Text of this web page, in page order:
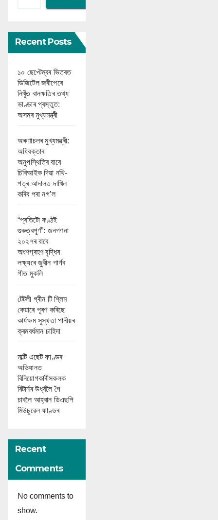
Recent Posts
১০ ছেপ্টেম্বৰ ভিতৰত
ডিজিটেল জৰীপেৰে
নিখুঁত বানক্ষতিৰ তথ্য
ভাণ্ডাৰ প্ৰস্তুত:
অসমৰ মুখ্যমন্ত্ৰী
অৰুণাচলৰ মুখ্যমন্ত্ৰী:
অধিবক্তাৰ
অনুপস্থিতিৰ বাবে
চিবিআইক দিয়া নথি-
পত্ৰ আদালত দাখিল
কৰিব পৰা নগ’ল
“প্ৰতিটো কণ্ঠই
গুৰুত্বপূৰ্ণ”: জনগণনা
২০২৭ৰ বাবে
অংশগ্ৰহণ বৃদ্ধিৰ
লক্ষ্যৰে জুবীন গাৰ্গৰ
গীত মুকলি
টেটলী গ্ৰীন টি শ্লিম
কেয়াৰে পূৰণ কৰিছে
কাৰ্যক্ষম সুস্থতা পানীয়ৰ
ক্ৰমবৰ্ধমান চাহিদা
মাল্টি এছেট ফাণ্ডৰ
অভিযানত
বিনিয়োগকাৰীসকলক
ৰিটাৰ্নৰ উৰ্ধ্বলৈ গৈ
চাবলৈ আহ্বান ডিএছপি
মিউচুৱেল ফাণ্ডৰ
Recent
Comments
No comments to
show.